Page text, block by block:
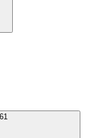
+7 (910) 799-47-61